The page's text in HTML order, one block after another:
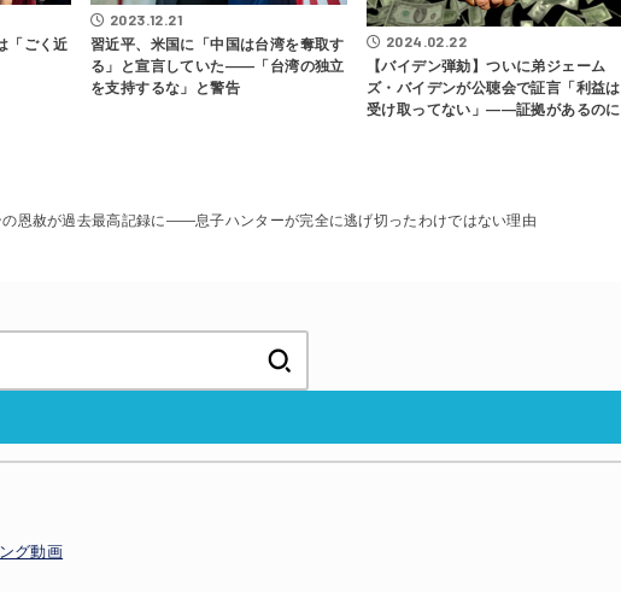
「ごく近
2023.12.21
習近平、米国に「中国は台湾を奪取す
る」と宣言していた――「台湾の独立
を支持するな」と警告
2024.02.22
【バイデン弾劾】ついに弟ジェーム
ズ・バイデンが公聴会で証言「利益は
受け取ってない」――証拠があるのに
の恩赦が過去最高記録に――息子ハンターが完全に逃げ切ったわけではない理由
グ動画